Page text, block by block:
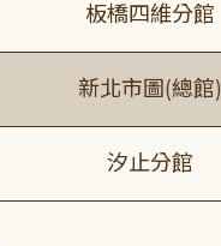
板橋四維分館
新北市圖(總館)
汐止分館